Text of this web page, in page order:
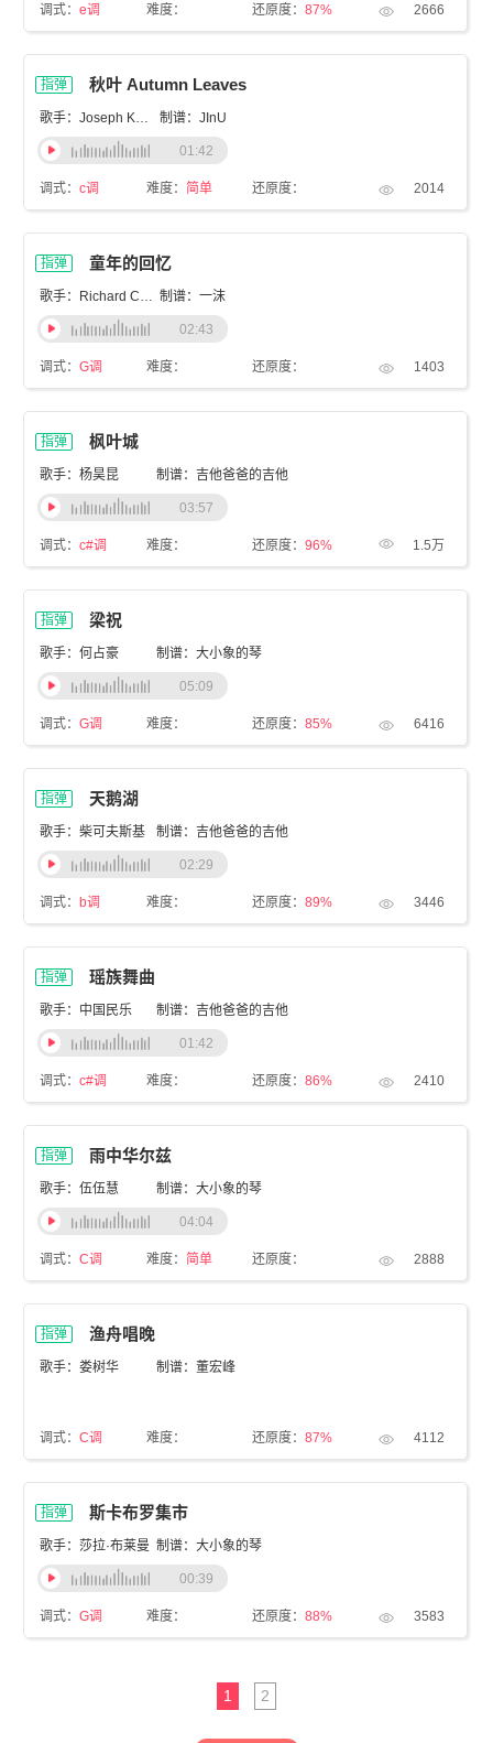
调式：e调 难度： 还原度：87% 2666
指弹 秋叶 Autumn Leaves
歌手：Joseph Kosma 制谱：JInU
调式：c调 难度： 简单 还原度： 2014
01:42
指弹 童年的回忆
歌手：Richard Clayderman 制谱：一沫
调式：G调 难度： 还原度： 1403
02:43
指弹 枫叶城
歌手：杨昊昆 制谱：吉他爸爸的吉他
调式：c#调 难度： 还原度：96% 1.5万
03:57
指弹 梁祝
歌手：何占豪 制谱：大小象的琴
调式：G调 难度： 还原度：85% 6416
05:09
指弹 天鹅湖
歌手：柴可夫斯基 制谱：吉他爸爸的吉他
调式： b调 难度： 还原度：89% 3446
02:29
指弹 瑶族舞曲
歌手：中国民乐 制谱：吉他爸爸的吉他
调式：c#调 难度： 还原度：86% 2410
01:42
指弹 雨中华尔兹
歌手：伍伍慧 制谱：大小象的琴
调式：C调 难度： 简单 还原度： 2888
04:04
指弹 渔舟唱晚
歌手：娄树华 制谱：董宏峰
调式：C调 难度： 还原度：87% 4112
指弹 斯卡布罗集市
歌手：莎拉·布莱曼 制谱：大小象的琴
调式：G调 难度： 还原度：88% 3583
00:39
1 2